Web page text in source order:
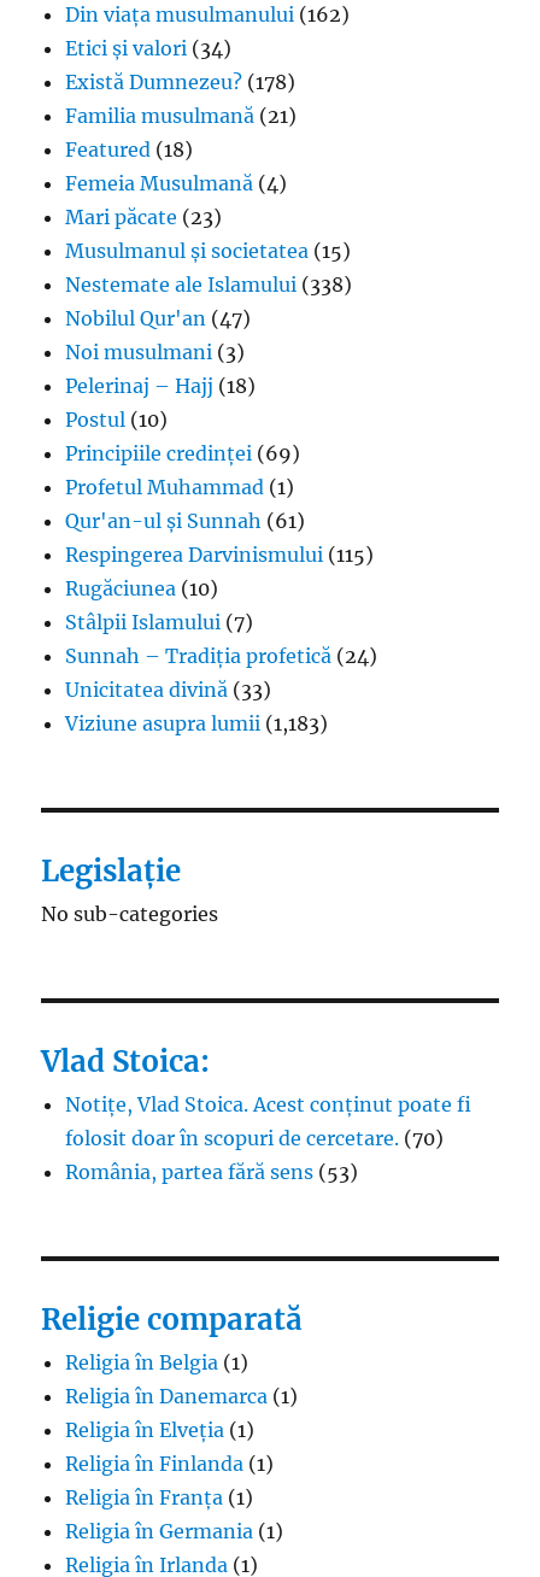
Din viața musulmanului (162)
Etici și valori (34)
Există Dumnezeu? (178)
Familia musulmană (21)
Featured (18)
Femeia Musulmană (4)
Mari păcate (23)
Musulmanul și societatea (15)
Nestemate ale Islamului (338)
Nobilul Qur'an (47)
Noi musulmani (3)
Pelerinaj – Hajj (18)
Postul (10)
Principiile credinței (69)
Profetul Muhammad (1)
Qur'an-ul și Sunnah (61)
Respingerea Darvinismului (115)
Rugăciunea (10)
Stâlpii Islamului (7)
Sunnah – Tradiția profetică (24)
Unicitatea divină (33)
Viziune asupra lumii (1,183)
Legislație
No sub-categories
Vlad Stoica:
Notițe, Vlad Stoica. Acest conținut poate fi
folosit doar în scopuri de cercetare. (70)
România, partea fără sens (53)
Religie comparată
Religia în Belgia (1)
Religia în Danemarca (1)
Religia în Elveția (1)
Religia în Finlanda (1)
Religia în Franța (1)
Religia în Germania (1)
Religia în Irlanda (1)